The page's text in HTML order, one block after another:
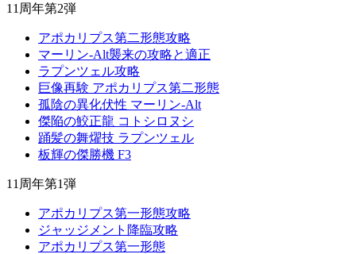
11周年第2弾
アポカリプス第二形態攻略
マーリン-Alt襲来の攻略と適正
ラプンツェル攻略
巨像再験 アポカリプス第二形態
孤陰の異化伏性 マーリン-Alt
傑陥の鮫正龍 コトシロヌシ
踊髪の舞燿技 ラプンツェル
板輝の傑勝機 F3
11周年第1弾
アポカリプス第一形態攻略
ジャッジメント降臨攻略
アポカリプス第一形態